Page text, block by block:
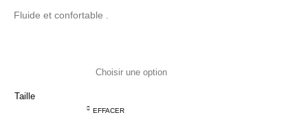
Fluide et confortable .
Taille
EFFACER